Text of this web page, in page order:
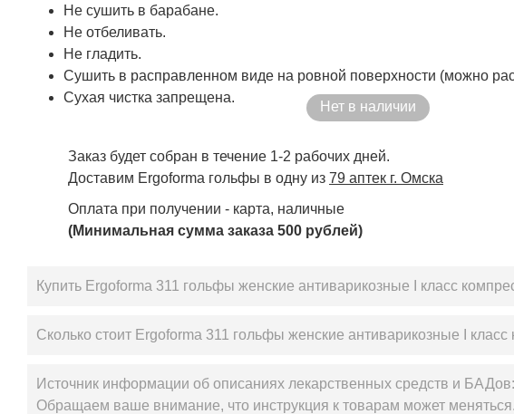
Не сушить в барабане.
Не отбеливать.
Не гладить.
Сушить в расправленном виде на ровной поверхности (можно
Сухая чистка запрещена.
Нет в наличии
Заказ будет собран в течение 1-2 рабочих дней.
Доставим Ergoforma гольфы в одну из 79 аптек г. Омска
Оплата при получении - карта, наличные
(Минимальная сумма заказа 500 рублей)
Купить Ergoforma 311 гольфы женские антиварикозные I класс
Сколько стоит Ergoforma 311 гольфы женские антиварикозные I
Источник информации об описаниях лекарственных средств и
Обращаем ваше внимание, что инструкция к товарам может